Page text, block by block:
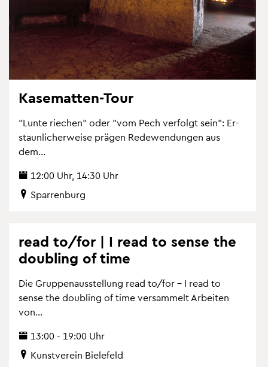
Ka­se­mat­ten-Tour
"Lunte rie­chen" oder "vom Pech ver­folgt sein": Er­
staun­li­cher­wei­se prä­gen Re­de­wen­dun­gen aus
dem...
12:00 Uhr, 14:30 Uhr
Spar­ren­burg
read to/for | I read to sense the
dou­bling of time
Die Grup­pen­aus­stel­lung read to/for – I read to
sense the dou­bling of time ver­sam­melt Ar­bei­ten
von...
13:00 - 19:00 Uhr
Kunst­ver­ein Bie­le­feld